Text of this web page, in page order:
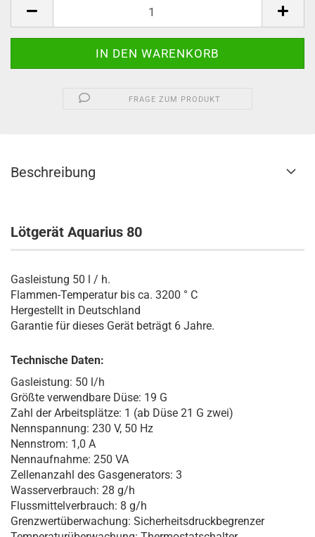
FRAGE ZUM PRODUKT
Beschreibung
Lötgerät Aquarius 80
Gasleistung 50 l / h.
Flammen-Temperatur bis ca. 3200 ° C
Hergestellt in Deutschland
Garantie für dieses Gerät beträgt 6 Jahre.
Technische Daten:
Gasleistung: 50 l/h
Größte verwendbare Düse: 19 G
Zahl der Arbeitsplätze: 1 (ab Düse 21 G zwei)
Nennspannung: 230 V, 50 Hz
Nennstrom: 1,0 A
Nennaufnahme: 250 VA
Zellenanzahl des Gasgenerators: 3
Wasserverbrauch: 28 g/h
Flussmittelverbrauch: 8 g/h
Grenzwertüberwachung: Sicherheitsdruckbegrenzer